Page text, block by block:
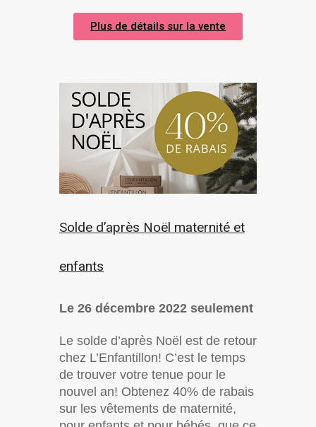
Plus de détails sur la vente
Solde d’après Noël maternité et
enfants
Le 26 décembre 2022 seulement
Le solde d’après Noël est de retour
chez L’Enfantillon! C’est le temps
de trouver votre tenue pour le
nouvel an! Obtenez 40% de rabais
sur les vêtements de maternité,